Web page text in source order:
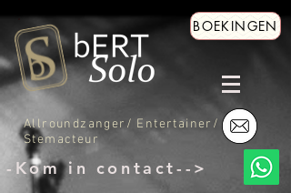
Allroundzanger/ Entertainer/
Stemacteur
BOEKINGEN
-Kom in contact-->